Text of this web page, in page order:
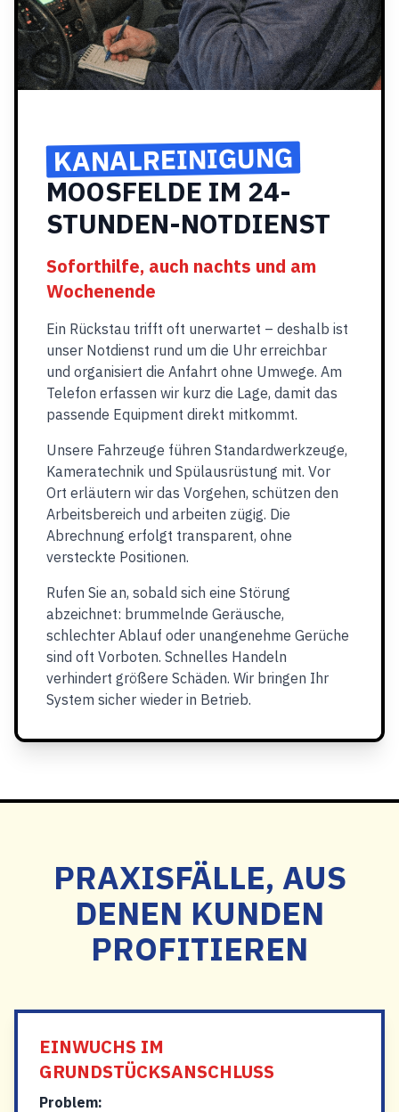
KANALREINIGUNG
MOOSFELDE IM 24-
STUNDEN-NOTDIENST
Soforthilfe, auch nachts und am
Wochenende
Ein Rückstau trifft oft unerwartet – deshalb ist
unser Notdienst rund um die Uhr erreichbar
und organisiert die Anfahrt ohne Umwege. Am
Telefon erfassen wir kurz die Lage, damit das
passende Equipment direkt mitkommt.
Unsere Fahrzeuge führen Standardwerkzeuge,
Kameratechnik und Spülausrüstung mit. Vor
Ort erläutern wir das Vorgehen, schützen den
Arbeitsbereich und arbeiten zügig. Die
Abrechnung erfolgt transparent, ohne
versteckte Positionen.
Rufen Sie an, sobald sich eine Störung
abzeichnet: brummelnde Geräusche,
schlechter Ablauf oder unangenehme Gerüche
sind oft Vorboten. Schnelles Handeln
verhindert größere Schäden. Wir bringen Ihr
System sicher wieder in Betrieb.
PRAXISFÄLLE, AUS
DENEN KUNDEN
PROFITIEREN
EINWUCHS IM
GRUNDSTÜCKSANSCHLUSS
Problem: